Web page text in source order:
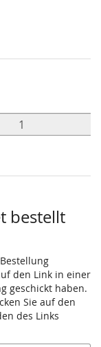
bestellt
den Link in einer
geschickt haben.
Sie auf den
des Links